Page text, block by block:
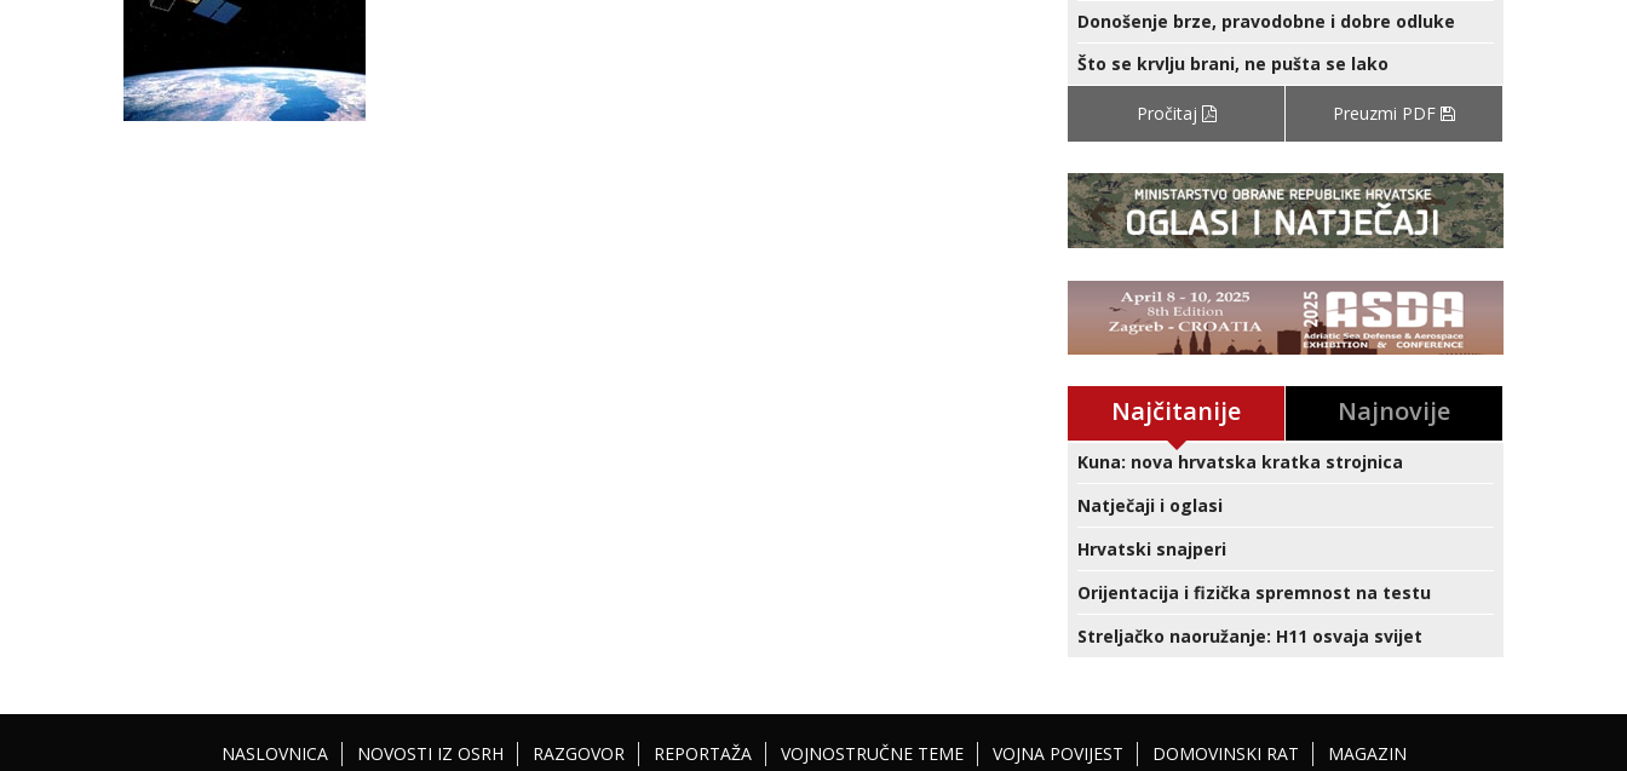
Donošenje brze, pravodobne i dobre odluke
Što se krvlju brani, ne pušta se lako
Pročitaj Preuzmi PDF
Najčitanije Najnovije
Kuna: nova hrvatska kratka strojnica
Natječaji i oglasi
Hrvatski snajperi
Orijentacija i fizička spremnost na testu
Streljačko naoružanje: H11 osvaja svijet
NASLOVNICA NOVOSTI IZ OSRH RAZGOVOR REPORTAŽA VOJNOSTRUČNE TEME VOJNA POVIJEST DOMOVINSKI RAT MAGAZIN